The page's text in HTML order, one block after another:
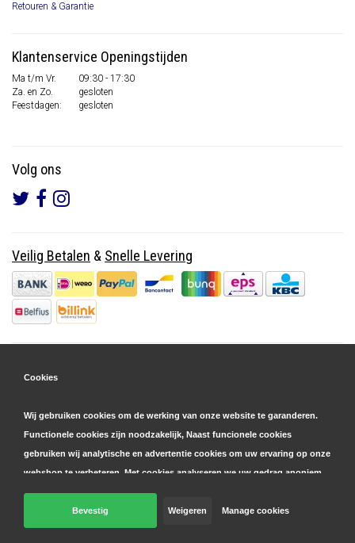
Retouren & Garantie
Klantenservice Openingstijden
Ma t/m Vr.
09:30 - 17:30
Za. en Zo.
gesloten
Feestdagen:
gesloten
Volg ons
Veilig Betalen & Snelle Levering
© Copyright 2026 Parts4GSM - Design byWebdinge.nl
Cookies
Wij gebruiken cookies om de werking van onze website te garanderen.
Functionele cookies zijn noodzakelijk, Naast funcionele cookies
gebruiken wij analytische en advertentie cookies om uw ervaring op onze
webshop te verbeteren. Met cookies analyseren we uw gedrag anoniem,
zowel binnen als buiten onze website, om onze diensten te
personaliseren en advertenties te tonen. Lees hier meer over in onze
cookie- en privacyverklaring. Klik op 'bevestigen' om akkoord te gaan
Bevestig Weigeren Manage cookies